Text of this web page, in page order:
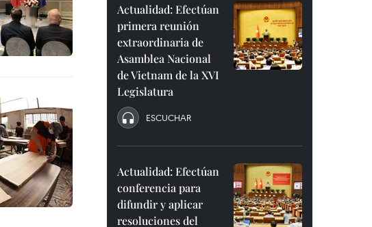
Actualidad: Efectúan
primera reunión
extraordinaria de
Asamblea Nacional
de Vietnam de la XVI
Legislatura
ESCUCHAR
Actualidad: Efectúan
conferencia para
difundir y aplicar
resoluciones del